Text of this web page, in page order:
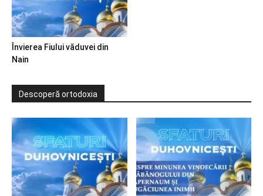
Învierea Fiului văduvei din
Nain
Descoperă ortodoxia